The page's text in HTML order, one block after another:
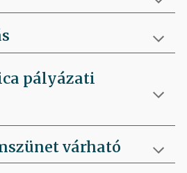
pályázati
várható